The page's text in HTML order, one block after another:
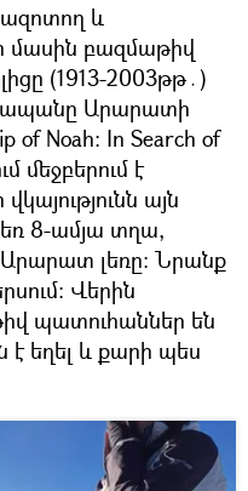
և
մասին բազմաթիվ
(1913-2003թթ․)
Արարատի
of Noah: In Search of
մեջբերում է
այն
8-ամյա տղա,
լեռը։ Նրանք
Վերին
պատուհաններ են
է եղել և քարի պես